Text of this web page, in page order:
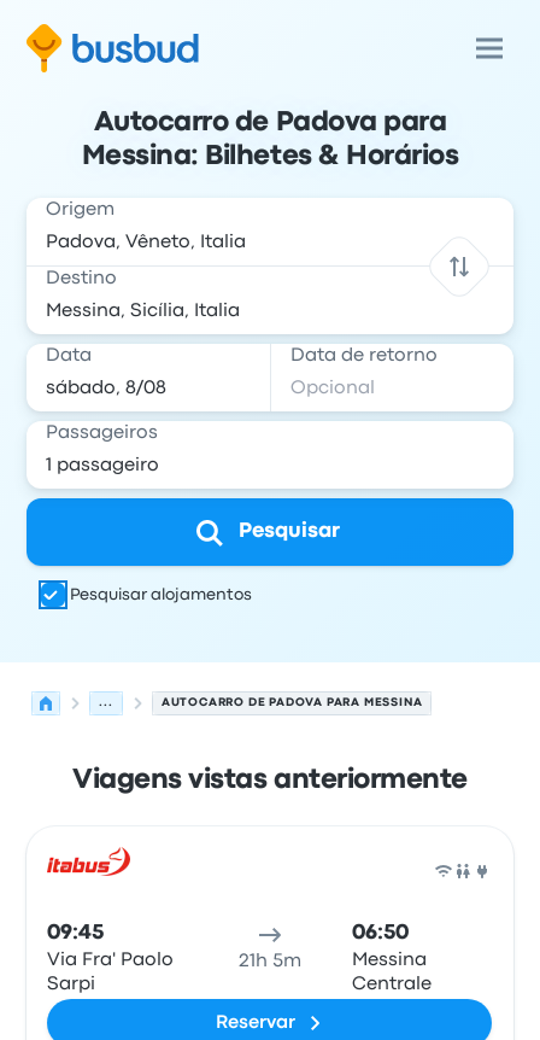
Autocarro de Padova para
Messina: Bilhetes & Horários
Origem
Destino
Data Data de retorno
Passageiros
Pesquisar
Pesquisar alojamentos
... AUTOCARRO DE PADOVA PARA MESSINA
Viagens vistas anteriormente
09:45
Via Fra' Paolo
Sarpi
21h 5m
06:50
Messina
Centrale
Reservar